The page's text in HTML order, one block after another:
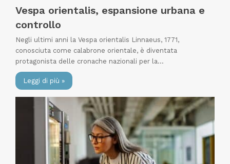
Vespa orientalis, espansione urbana e
controllo
Negli ultimi anni la Vespa orientalis Linnaeus, 1771,
conosciuta come calabrone orientale, è diventata
protagonista delle cronache nazionali per la…
Leggi di più »